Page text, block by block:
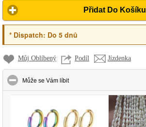
Přidat Do Košíku
*Dispatch: Do 5 dnů
Můj Oblíbený Podíl Jízdenka
Může se Vám líbitclick to collapse contents